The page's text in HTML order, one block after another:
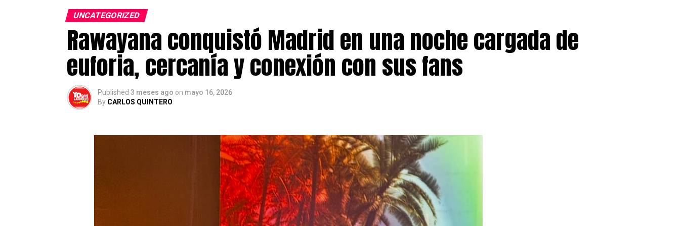
YosoyLatino.es es un medio digital dedicado a informar y conectar a la comunidad latina en España, ofreciendo cobertura
de actualidad, inmigración, emprendimiento, cultura y acontecimientos de interés para millones de latinoamericanos
residentes en el país.
Post Views: 460
De acuerdo con los datos oficiales del Ministerio de Inclusión,609.737 expedientes ya han sido tramitados y se
encuentran en fase de instrucción, mientras que alrededor de 11.000 solicitudes ya cuentan con una resolución
Entre las nacionalidades con mayor número de solicitudes destacan loscolombianos (25,9%)
venezolanos (11,8%). También figuran entre los principales países de origen Perú, Honduras,
UNCATEGORIZED
Rawayana conquistó Madrid en una noche cargada de
euforia, cercanía y conexión con sus fans
Published 3 meses ago on mayo 16, 2026
By CARLOS QUINTERO